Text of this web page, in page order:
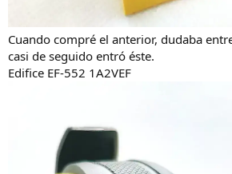
Cuando compré el anterior, dudaba
casi de seguido entró éste.
Edifice EF-552 1A2VEF